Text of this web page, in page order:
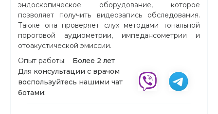
эндоскопическое оборудование, которое
позволяет получить видеозапись обследования.
Также она проверяет слух методами тональной
пороговой аудиометрии, импедансометрии и
отоакустической эмиссии.
Опыт работы:
Более 2 лет
Для консультации с врачом
воспользуйтесь нашими чат
ботами: